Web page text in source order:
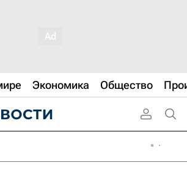
Экономика Общество